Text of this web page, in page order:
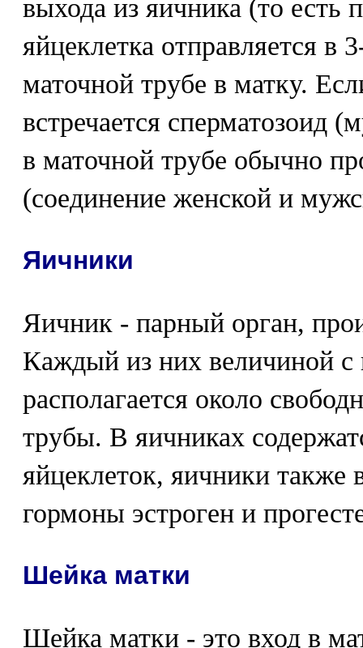
выхода из яичника (то есть
яйцеклетка отправляется в
маточной трубе в матку.
встречается сперматозоид
в маточной трубе обычно
(соединение женской и
Яичники
Яичник - парный орган,
Каждый из них величиной с
располагается около
трубы. В яичниках
яйцеклеток, яичники
гормоны эстроген и
Шейка матки
Шейка матки - это вход в